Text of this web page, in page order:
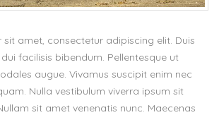
amet, consectetur adipiscing elit. Duis
facilisis bibendum. Pellentesque ut
augue. Vivamus suscipit enim nec
Nulla vestibulum viverra ipsum sit
sit amet venenatis nunc. Maecenas